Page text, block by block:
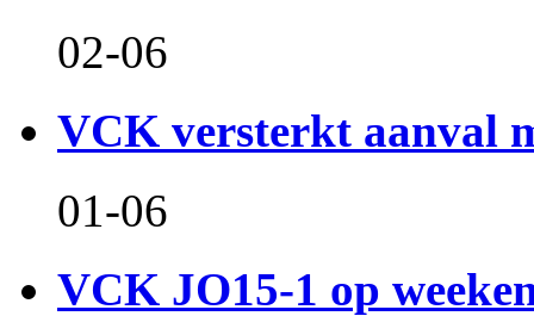
02-06
VCK versterkt aanval
01-06
VCK JO15-1 op